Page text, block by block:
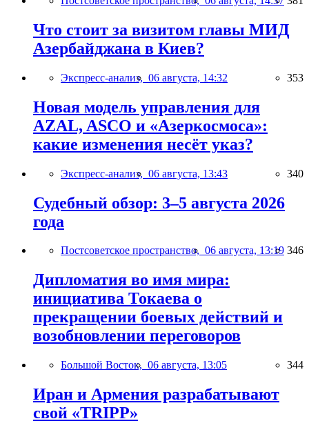
Что стоит за визитом главы МИД
Азербайджана в Киев?
Экспресс-анализ, 06 августа, 14:32 353
Новая модель управления для
AZAL, ASCO и «Азеркосмоса»:
какие изменения несёт указ?
Экспресс-анализ, 06 августа, 13:43 340
Судебный обзор: 3–5 августа 2026
года
Постсоветское пространство, 06 августа, 13:19 346
Дипломатия во имя мира:
инициатива Токаева о
прекращении боевых действий и
возобновлении переговоров
Большой Восток, 06 августа, 13:05 344
Иран и Армения разрабатывают
свой «TRIPP»